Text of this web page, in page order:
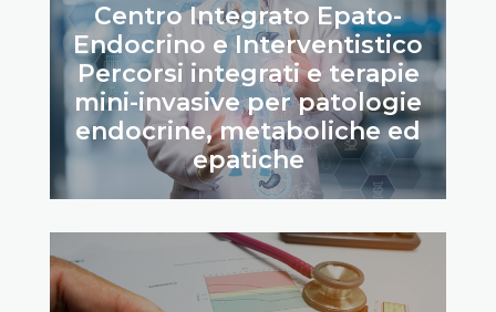
Centro Integrato Epato-
Endocrino e Interventistico
Percorsi integrati e terapie
mini-invasive per patologie
endocrine, metaboliche ed
epatiche